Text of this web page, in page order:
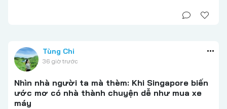
Tùng Chi
36 giờ trước
Nhìn nhà người ta mà thèm: Khi Singapore biến
ước mơ có nhà thành chuyện dễ như mua xe
máy